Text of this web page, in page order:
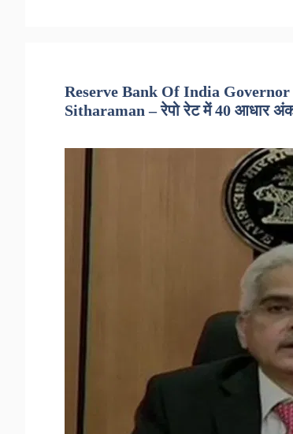
Reserve Bank Of India
Sitharaman – रेपो रेट में 40 आधार